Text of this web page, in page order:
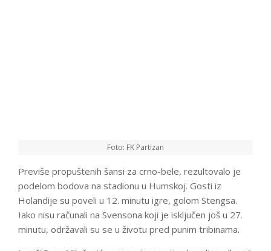
Foto: FK Partizan
Previše propuštenih šansi za crno-bele, rezultovalo je
podelom bodova na stadionu u Humskoj. Gosti iz
Holandije su poveli u 12. minutu igre, golom Stengsa.
Iako nisu računali na Svensona koji je isključen još u 27.
minutu, održavali su se u životu pred punim tribinama.